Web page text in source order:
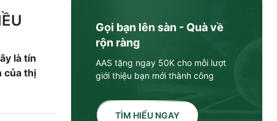
là tín
của thị
Gọi bạn lên sàn - Quà về
rộn ràng
AAS tặng ngay 50K cho mỗi lượt
giới thiệu bạn mới thành công
TÌM HIỂU NGAY